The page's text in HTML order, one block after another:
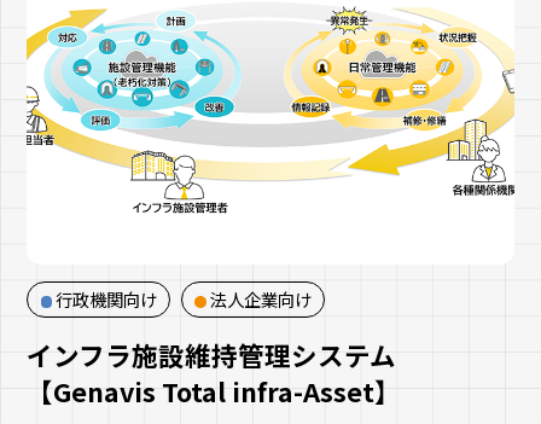
行政機関向け 法人企業向け
インフラ施設維持管理システム
【Genavis Total infra-Asset】